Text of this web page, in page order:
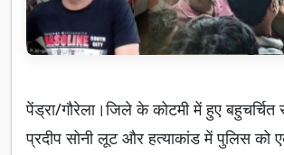
पेंड्रा/गौरेला।जिले के कोटमी में हुए बहुचर्चित
प्रदीप सोनी लूट और हत्याकांड में पुलिस को